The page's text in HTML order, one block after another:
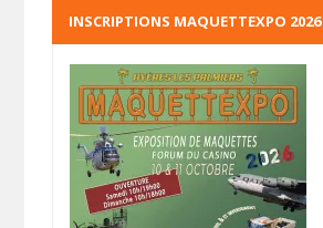
INSCRIPTIONS MAQUETTEXPO 2026